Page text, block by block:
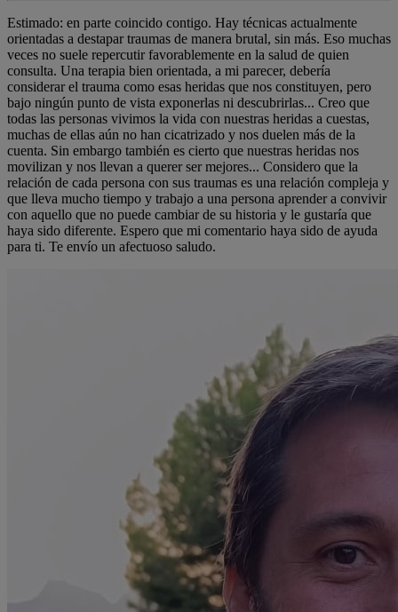
Estimado: en parte coincido contigo. Hay técnicas actualmente
orientadas a destapar traumas de manera brutal, sin más. Eso muchas
veces no suele repercutir favorablemente en la salud de quien
consulta. Una terapia bien orientada, a mi parecer, debería
considerar el trauma como esas heridas que nos constituyen, pero
bajo ningún punto de vista exponerlas ni descubrirlas... Creo que
todas las personas vivimos la vida con nuestras heridas a cuestas,
muchas de ellas aún no han cicatrizado y nos duelen más de la
cuenta. Sin embargo también es cierto que nuestras heridas nos
movilizan y nos llevan a querer ser mejores... Considero que la
relación de cada persona con sus traumas es una relación compleja y
que lleva mucho tiempo y trabajo a una persona aprender a convivir
con aquello que no puede cambiar de su historia y le gustaría que
haya sido diferente. Espero que mi comentario haya sido de ayuda
para ti. Te envío un afectuoso saludo.